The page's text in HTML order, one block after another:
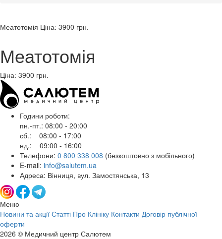
Меатотомія Ціна: 3900 грн.
Меатотомія
Ціна: 3900 грн.
Години роботи:
пн.-пт.: 08:00 - 20:00
сб.: 08:00 - 17:00
нд.: 09:00 - 16:00
Телефони: 0 800 338 008 (безкоштовно з мобільного)
E-mail: info@salutem.ua
Адреса: Вінниця, вул. Замостянська, 13
Меню
Новини та акції Статті Про Клініку Контакти Договір публічної
оферти
2026 © Медичний центр Салютем